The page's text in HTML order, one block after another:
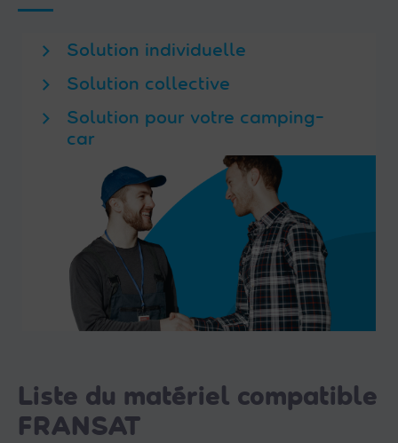
Solution individuelle
Solution collective
Solution pour votre camping-
car
Liste du matériel compatible
FRANSAT